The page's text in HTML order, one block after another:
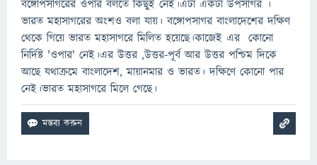
বঙ্গোপসাগরের ওপার বলতে কিছুই নেই।এটা একটা উপসাগর ।
ভারত মহাসাগরের অংশও বলা যায়। বঙ্গোপসাগর বাংলাদেশের দক্ষিণ
থেকে গিয়ে ভারত মহাসাগরে মিলিত হয়েছে।কাজেই এর কোনো
নির্দিষ্ট 'ওপার' নেই।এর উত্তর ,উত্তর-পূর্ব আর উত্তর পশ্চিম দিকে
আছে যথাক্রমে বাংলাদেশ, মায়ানমার ও ভারত। দক্ষিণে কোনো পার
নেই।ভারত মহাসাগরে মিলে গেছে।